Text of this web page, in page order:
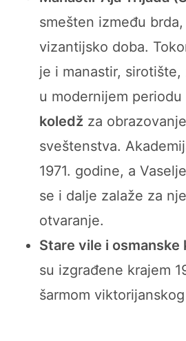
smešten između
vizantijsko doba.
je i manastir, sirotište,
u modernijem
koledž za
sveštenstva.
1971. godine, a
se i dalje zalaže za
otvaranje.
Stare vile i osmanske
su izgrađene krajem
šarmom